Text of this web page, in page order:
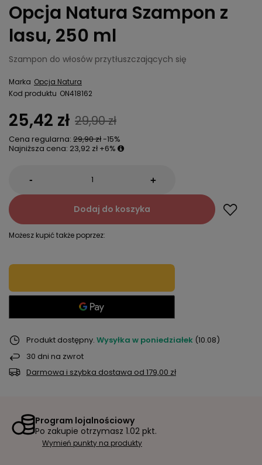
Opcja Natura Szampon z
lasu, 250 ml
Szampon do włosów przytłuszczających się
Marka Opcja Natura
Kod produktu ON418162
25,42 zł 29,90 zł
Cena regularna: 29,90 zł-15%
Najniższa cena: 23,92 zł +6%
- +
Dodaj do koszyka
Możesz kupić także poprzez:
Produkt dostępny Wysyłka w poniedziałek (10.08)
30 dni na zwrot
Darmowa i szybka dostawa od 179,00 zł
Program lojalnościowy
Po zakupie otrzymasz 1.02 pkt.
Wymień punkty na produkty